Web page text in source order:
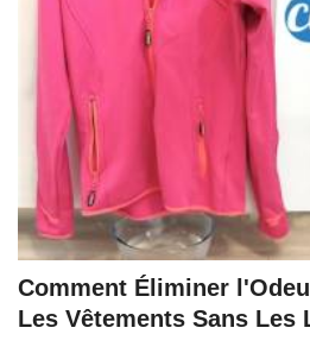
Comment Éliminer
Les Vêtements Sans Les